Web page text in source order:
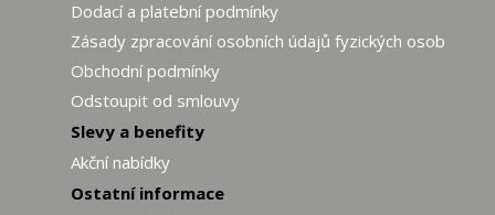
Dodací a platební podmínky
Zásady zpracování osobních údajů fyzických osob
Obchodní podmínky
Odstoupit od smlouvy
Slevy a benefity
Akční nabídky
Ostatní informace